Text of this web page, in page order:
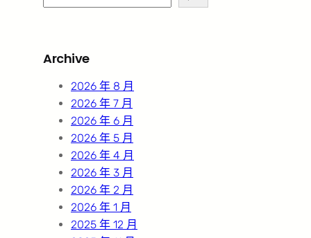
e
c
Archive
2026 年 8 月
2026 年 7 月
2026 年 6 月
2026 年 5 月
2026 年 4 月
2026 年 3 月
2026 年 2 月
2026 年 1 月
2025 年 12 月